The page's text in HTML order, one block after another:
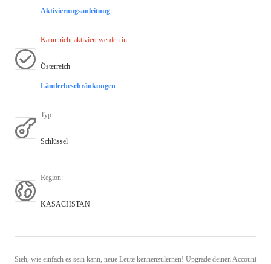
Aktivierungsanleitung
Kann nicht aktiviert werden in:
Österreich
Länderbeschränkungen
Typ:
Schlüssel
Region:
KASACHSTAN
Sieh, wie einfach es sein kann, neue Leute kennenzulernen! Upgrade deinen Account